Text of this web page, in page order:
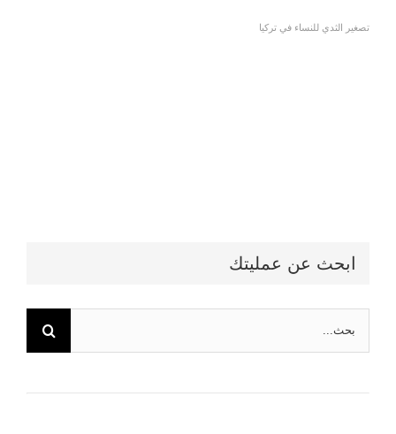
تصغير الثدي للنساء في تركيا
ابحث عن عمليتك
عن: